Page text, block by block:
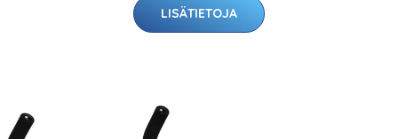
LISÄTIETOJA